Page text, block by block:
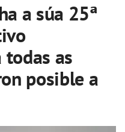
a súa 25ª
as
posible a